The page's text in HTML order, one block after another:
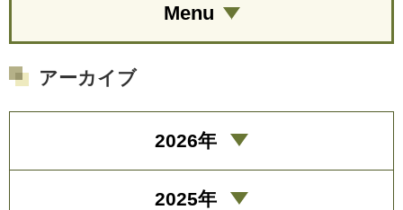
Menu
アーカイブ
2026年
2025年